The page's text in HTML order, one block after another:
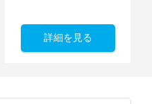
詳細を見る